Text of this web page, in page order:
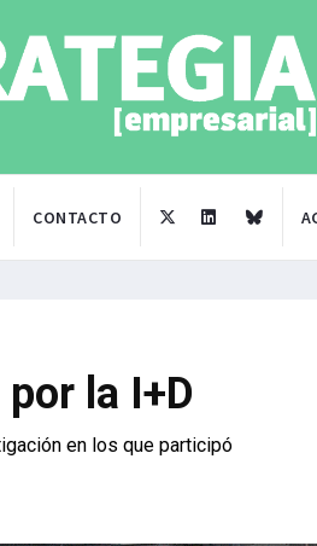
CONTACTO
la I+D
en los que participó